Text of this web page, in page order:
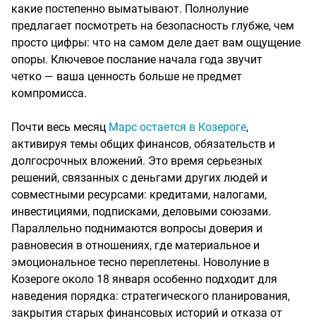
какие постепенно выматывают. Полнолуние
предлагает посмотреть на безопасность глубже, чем
просто цифры: что на самом деле дает вам ощущение
опоры. Ключевое послание начала года звучит
четко — ваша ценность больше не предмет
компромисса.
Почти весь месяц Марс остается в Козероге,
активируя темы общих финансов, обязательств и
долгосрочных вложений. Это время серьезных
решений, связанных с деньгами других людей и
совместными ресурсами: кредитами, налогами,
инвестициями, подписками, деловыми союзами.
Параллельно поднимаются вопросы доверия и
равновесия в отношениях, где материальное и
эмоциональное тесно переплетены. Новолуние в
Козероге около 18 января особенно подходит для
наведения порядка: стратегического планирования,
закрытия старых финансовых историй и отказа от